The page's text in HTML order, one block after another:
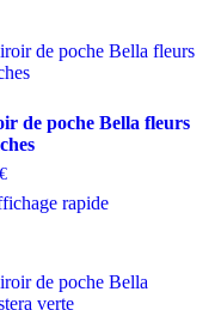
de poche Bella fleurs
€
rapide